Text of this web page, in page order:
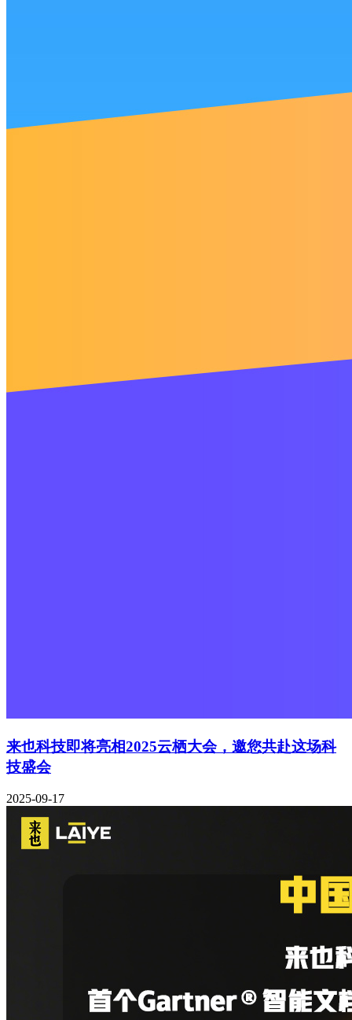
来也科技即将亮相2025云栖大会，邀您共赴这场科
技盛会
2025-09-17